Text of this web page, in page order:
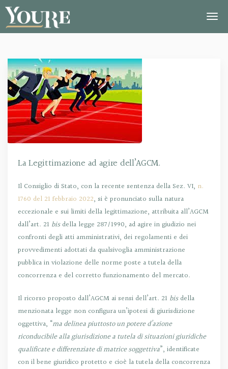
La Legittimazione ad agire dell’AGCM.
Il Consiglio di Stato, con la recente sentenza della Sez. VI, n.
1760 del 21 febbraio 2022, si è pronunciato sulla natura
eccezionale e sui limiti della legittimazione, attribuita all’AGCM
dall’art. 21 bisdella legge 287/1990, ad agire in giudizio nei
confronti degli atti amministrativi, dei regolamenti e dei
provvedimenti adottati da qualsivoglia amministrazione
pubblica in violazione delle norme poste a tutela della
concorrenza e del corretto funzionamento del mercato.
Il ricorso proposto dall’AGCM ai sensi dell’art. 21 bisdella
menzionata legge non configura un’ipotesi di giurisdizione
oggettiva, “ma delinea piuttosto un potere d’azione
riconducibile alla giurisdizione a tutela di situazioni giuridiche
qualificate e differenziate di matrice soggettiva”, identificate
con il bene giuridico protetto e cioè la tutela della concorrenza